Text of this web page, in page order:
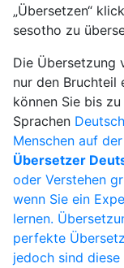
„Übersetzen“
sesotho zu
Die Übersetzung
nur den Bruchteil
können Sie bis
Sprachen Deutsch
Menschen auf
Übersetzer
oder Verstehen
wenn Sie ein
lernen.
perfekte
jedoch sind